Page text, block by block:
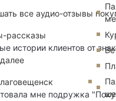
все аудио-отзывы
рассказы
истории клиентов от
мне подружка